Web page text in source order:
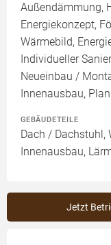
Außendämmung,
Energiekonzept,
Wärmebild,
Individueller
Neueinbau /
Innenausbau,
GEBÄUDETEILE
Dach / Dachstuhl,
Innenausbau,
Jetzt